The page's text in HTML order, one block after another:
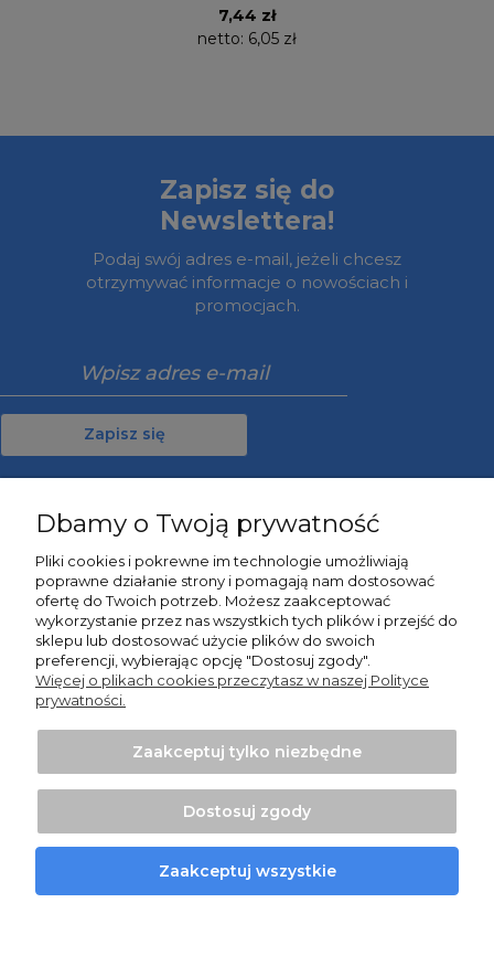
7,44 zł
netto: 6,05 zł
Zapisz się do
Newslettera!
Podaj swój adres e-mail, jeżeli chcesz
otrzymywać informacje o nowościach i
promocjach.
Zapisz się
Informacje
O nas
Projekt i wykonanie:Ecommercy.pl
Pokaż pełną wersję strony
Sklep internetowy Shoper Premium
Dbamy o Twoją prywatność
Pliki cookies i pokrewne im technologie umożliwiają
poprawne działanie strony i pomagają nam dostosować
ofertę do Twoich potrzeb. Możesz zaakceptować
wykorzystanie przez nas wszystkich tych plików i przejść do
sklepu lub dostosować użycie plików do swoich
preferencji, wybierając opcję "Dostosuj zgody".
Więcej o plikach cookies przeczytasz w naszej Polityce
prywatności.
Zaakceptuj tylko niezbędne
Dostosuj zgody
Zaakceptuj wszystkie